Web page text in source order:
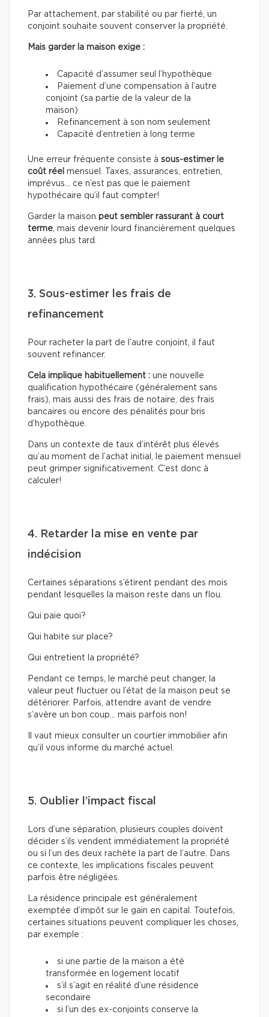
Par attachement, par stabilité ou par fierté, un
conjoint souhaite souvent conserver la propriété.
Mais garder la maison exige :
Capacité d’assumer seul l’hypothèque
Paiement d’une compensation à l’autre
conjoint (sa partie de la valeur de la
maison)
Refinancement à son nom seulement
Capacité d’entretien à long terme
Une erreur fréquente consiste à sous-estimer le
coût réel mensuel. Taxes, assurances, entretien,
imprévus… ce n’est pas que le paiement
hypothécaire qu’il faut compter!
Garder la maison peut sembler rassurant à court
terme, mais devenir lourd financièrement quelques
années plus tard.
3. Sous-estimer les frais de
refinancement
Pour racheter la part de l’autre conjoint, il faut
souvent refinancer.
Cela implique habituellement : une nouvelle
qualification hypothécaire (généralement sans
frais), mais aussi des frais de notaire, des frais
bancaires ou encore des pénalités pour bris
d’hypothèque.
Dans un contexte de taux d’intérêt plus élevés
qu’au moment de l’achat initial, le paiement mensuel
peut grimper significativement. C’est donc à
calculer!
4. Retarder la mise en vente par
indécision
Certaines séparations s’étirent pendant des mois
pendant lesquelles la maison reste dans un flou.
Qui paie quoi?
Qui habite sur place?
Qui entretient la propriété?
Pendant ce temps, le marché peut changer, la
valeur peut fluctuer ou l’état de la maison peut se
détériorer. Parfois, attendre avant de vendre
s’avère un bon coup… mais parfois non!
Il vaut mieux consulter un courtier immobilier afin
qu’il vous informe du marché actuel.
5. Oublier l’impact fiscal
Lors d’une séparation, plusieurs couples doivent
décider s’ils vendent immédiatement la propriété
ou si l’un des deux rachète la part de l’autre. Dans
ce contexte, les implications fiscales peuvent
parfois être négligées.
La résidence principale est généralement
exemptée d’impôt sur le gain en capital. Toutefois,
certaines situations peuvent compliquer les choses,
par exemple :
si une partie de la maison a été
transformée en logement locatif
s’il s’agit en réalité d’une résidence
secondaire
si l’un des ex-conjoints conserve la